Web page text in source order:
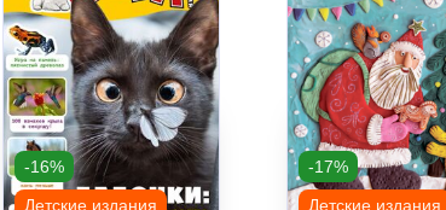
-16%
Детские издания
-17%
Детские издания